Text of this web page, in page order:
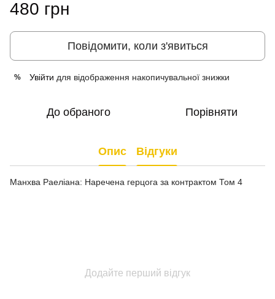
480 грн
Повідомити, коли з'явиться
% Увійти для відображення накопичувальної знижки
До обраного Порівняти
Опис Відгуки
Манхва Раеліана: Наречена герцога за контрактом Том 4
Додайте перший відгук